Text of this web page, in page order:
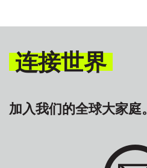
连接世界
加入我们的全球大家庭。